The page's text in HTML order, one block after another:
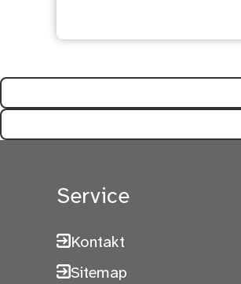
Service
Kontakt
Sitemap